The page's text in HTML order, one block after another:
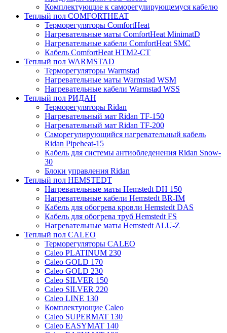
Комплектующие к саморегулирующемуся кабелю
Теплый пол COMFORTHEAT
Терморегуляторы ComfortHeat
Нагревательные маты ComfortHeat MinimatD
Нагревательные кабели ComfortHeat SMC
Кабель ComfortHeat HTM2-CT
Теплый пол WARMSTAD
Терморегуляторы Warmstad
Нагревательные маты Warmstad WSM
Нагревательные кабели Warmstad WSS
Теплый пол РИДАН
Терморегуляторы Ridan
Нагревательный мат Ridan TF-150
Нагревательный мат Ridan TF-200
Саморегулирующийся нагревательный кабель
Ridan Pipeheat-15
Кабель для системы антиобледенения Ridan Snow-
30
Блоки управления Ridan
Теплый пол HEMSTEDT
Нагревательные маты Hemstedt DH 150
Нагревательные кабели Hemstedt BR-IM
Кабель для обогрева кровли Hemstedt DAS
Кабель для обогрева труб Hemstedt FS
Нагревательные маты Hemstedt ALU-Z
Теплый пол CALEO
Терморегуляторы CALEO
Caleo PLATINUM 230
Caleo GOLD 170
Caleo GOLD 230
Caleo SILVER 150
Caleo SILVER 220
Caleo LINE 130
Комплектующие Caleo
Caleo SUPERMAT 130
Caleo EASYMAT 140